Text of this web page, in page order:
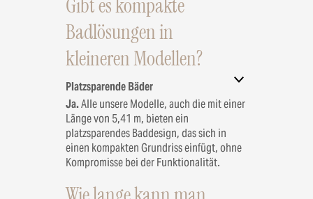
Gibt es kompakte
Badlösungen in
kleineren Modellen?
Platzsparende Bäder
Ja.Alle unsere Modelle, auch die mit einer
Länge von 5,41 m, bieten ein
platzsparendes Baddesign, das sich in
einen kompakten Grundriss einfügt, ohne
Kompromisse bei der Funktionalität.